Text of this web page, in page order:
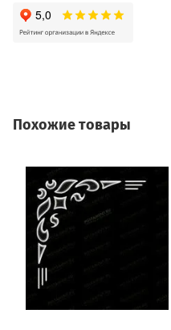
Похожие товары